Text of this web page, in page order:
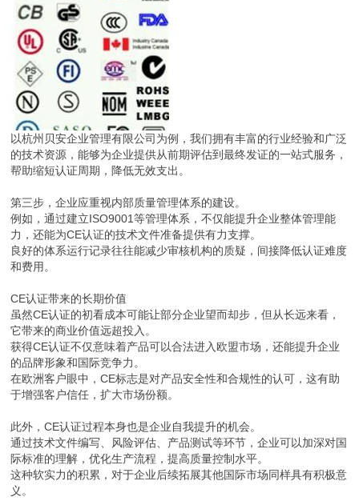
以杭州贝安企业管理有限公司为例，我们拥有丰富的行业经验和广泛
的技术资源，能够为企业提供从前期评估到最终发证的一站式服务，
帮助缩短认证周期，降低无效支出。
第三步，企业应重视内部质量管理体系的建设。
例如，通过建立ISO9001等管理体系，不仅能提升企业整体管理能
力，还能为CE认证的技术文件准备提供有力支撑。
良好的体系运行记录往往能减少审核机构的质疑，间接降低认证难度
和费用。
CE认证带来的长期价值
虽然CE认证的初看成本可能让部分企业望而却步，但从长远来看，
它带来的商业价值远超投入。
获得CE认证不仅意味着产品可以合法进入欧盟市场，还能提升企业
的品牌形象和国际竞争力。
在欧洲客户眼中，CE标志是对产品安全性和合规性的认可，这有助
于增强客户信任，扩大市场份额。
此外，CE认证过程本身也是企业自我提升的机会。
通过技术文件编写、风险评估、产品测试等环节，企业可以加深对国
际标准的理解，优化生产流程，提高质量控制水平。
这种软实力的积累，对于企业后续拓展其他国际市场同样具有积极意
义。